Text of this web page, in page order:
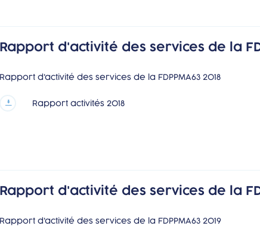
Rapport d'activité des services de la
Rapport d'activité des services de la FDPPMA63 2018
Rapport activités 2018
Rapport d'activité des services de la
Rapport d'activité des services de la FDPPMA63 2019